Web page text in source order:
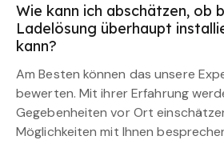
Wie kann ich abschätzen, ob
Ladelösung überhaupt
kann?
Am Besten können das unsere
bewerten. Mit ihrer Erfahrung
Gegebenheiten vor Ort
Möglichkeiten mit Ihnen